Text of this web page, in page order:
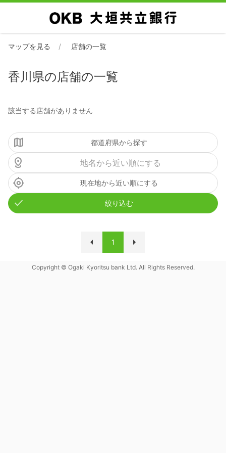
マップを見る 店舗の一覧
香川県の店舗の一覧
該当する店舗がありません
都道府県から探す
現在地から近い順にする
絞り込む
1
Copyright © Ogaki Kyoritsu bank Ltd. All Rights Reserved.